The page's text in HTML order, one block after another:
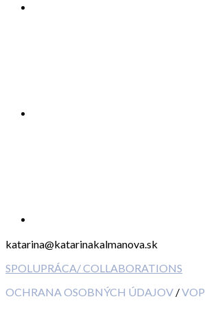
katarina@katarinakalmanova.sk
SPOLUPRÁCA/ COLLABORATIONS
OCHRANA OSOBNÝCH ÚDAJOV /VOP